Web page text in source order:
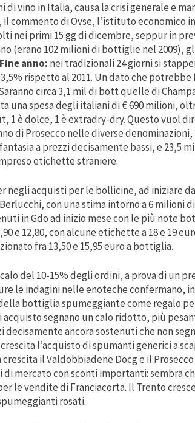
vino in Italia, causa la crisi generale e
commento di Ovse, l’istituto economico
nei primi 15 gg di dicembre, seppur in
(erano 102 milioni di bottiglie nel 2009),
Fine anno: nei tradizionali 24 giorni si
rispetto al 2011. Un dato che potrebbe
circa 3,1 mil di bott quelle di
una spesa degli italiani di € 690 milioni,
1 è dolce, 1 è extradry-dry. Questo vuol
di Prosecco nelle diverse denominazioni,
a prezzi decisamente bassi, e 23,5
etichette straniere.
negli acquisti per le bollicine, ad iniziare
con una stima intorno a 6 milioni
in Gdo ad inizio mese con le più note
e 12,80, con alcune etichette a 18 e 19
fra 13,50 e 15,95 euro a bottiglia.
del 10-15% degli ordini, a prova di un
le indagini nelle enoteche confermano,
bottiglia spumeggiante come regalo
segnano un calo ridotto, più
ancora sostenuti che non
l’acquisto di spumanti generici a
il Valdobbiadene Docg e il Prosecco
mercato con sconti importanti: sembra
le vendite di Franciacorta. Il Trento
rosati.